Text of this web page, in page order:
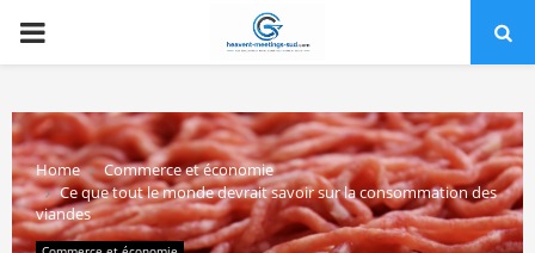
PRIMARY
Home
Commerce et économie
Ce que tout le monde devrait savoir sur la consommation des
viandes